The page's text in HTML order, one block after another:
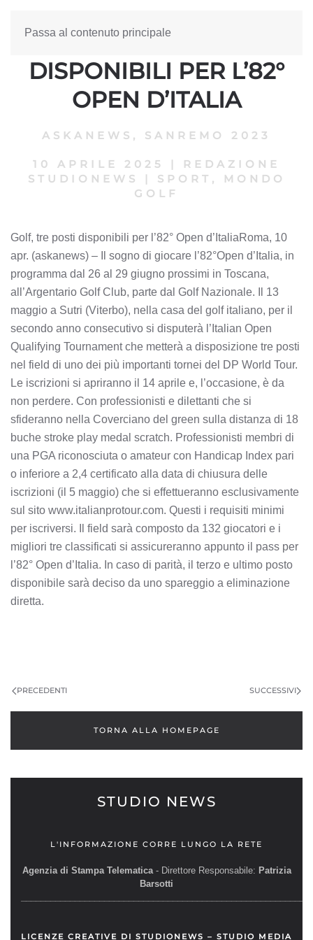
Passa al contenuto principale
GOLF, TRE POSTI
DISPONIBILI PER L’82°
OPEN D’ITALIA
ASKANEWS , SANREMO 2023
10 APRILE 2025 |
REDAZIONE
STUDIONEWS
| SPORT, MONDO
GOLF
Golf, tre posti disponibili per l’82° Open d’ItaliaRoma, 10
apr. (askanews) – Il sogno di giocare l’82°Open d’Italia, in
programma dal 26 al 29 giugno prossimi in Toscana,
all’Argentario Golf Club, parte dal Golf Nazionale. Il 13
maggio a Sutri (Viterbo), nella casa del golf italiano, per il
secondo anno consecutivo si disputerà l’Italian Open
Qualifying Tournament che metterà a disposizione tre posti
nel field di uno dei più importanti tornei del DP World Tour.
Le iscrizioni si apriranno il 14 aprile e, l’occasione, è da
non perdere. Con professionisti e dilettanti che si
sfideranno nella Coverciano del green sulla distanza di 18
buche stroke play medal scratch. Professionisti membri di
una PGA riconosciuta o amateur con Handicap Index pari
o inferiore a 2,4 certificato alla data di chiusura delle
iscrizioni (il 5 maggio) che si effettueranno esclusivamente
sul sito www.italianprotour.com. Questi i requisiti minimi
per iscriversi. Il field sarà composto da 132 giocatori e i
migliori tre classificati si assicureranno appunto il pass per
l’82° Open d’Italia. In caso di parità, il terzo e ultimo posto
disponibile sarà deciso da uno spareggio a eliminazione
diretta.
PRECEDENTI SUCCESSIVI
TORNA ALLA HOMEPAGE
STUDIO NEWS
L'INFORMAZIONE CORRE LUNGO LA RETE
Agenzia di Stampa Telematica- Direttore Responsabile: Patrizia
Barsotti
LICENZE CREATIVE DI STUDIONEWS – STUDIO MEDIA